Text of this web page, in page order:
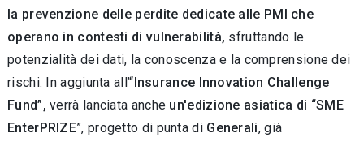
la prevenzione delle perdite dedicate alle PMI che
operano in contesti di vulnerabilità, sfruttando le
potenzialità dei dati, la conoscenza e la comprensione dei
rischi. In aggiunta all’“Insurance Innovation Challenge
Fund”,verrà lanciata anche un'edizione asiatica di “SME
EnterPRIZE”, progetto di punta di Generali, già